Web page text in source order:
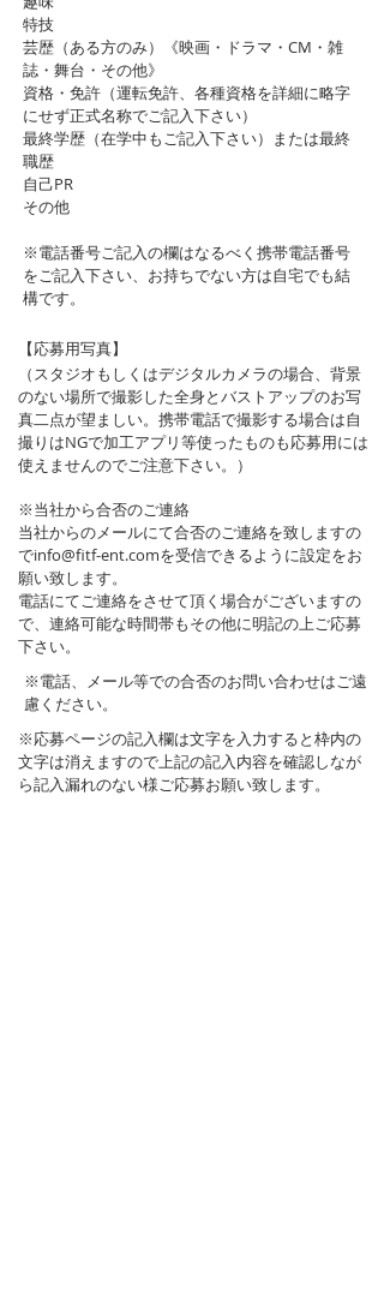
特技
芸歴（ある方のみ）《映画・ドラマ・CM・雑
誌・舞台・その他》
資格・免許（運転免許、各種資格を詳細に略字
にせず正式名称でご記入下さい）
最終学歴（在学中もご記入下さい）または最終
職歴
自己PR
その他
※電話番号ご記入の欄はなるべく携帯電話番号
をご記入下さい、お持ちでない方は自宅でも結
構です。
【応募用写真】
（スタジオもしくはデジタルカメラの場合、背景
のない場所で撮影した全身とバストアップのお写
真二点が望ましい。携帯電話で撮影する場合は自
撮りはNGで加工アプリ等使ったものも応募用には
使えませんのでご注意下さい。）
※当社から合否のご連絡
当社からのメールにて合否のご連絡を致しますの
でinfo@fitf-ent.comを受信できるように設定をお
願い致します。
電話にてご連絡をさせて頂く場合がございますの
で、連絡可能な時間帯もその他に明記の上ご応募
下さい。
※電話、メール等での合否のお問い合わせはご遠
慮ください。
※応募ページの記入欄は文字を入力すると枠内の
文字は消えますので上記の記入内容を確認しなが
ら記入漏れのない様ご応募お願い致します。